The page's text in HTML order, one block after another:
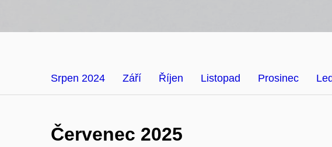
Srpen 2024 Září Říjen Listopad Prosinec
Červenec 2025